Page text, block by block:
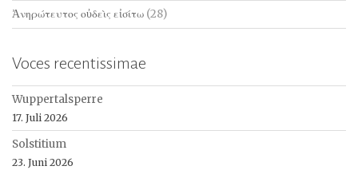
Ἀνηρώτευτος οὐδεὶς εἰσίτω (28)
Voces recentissimae
Wuppertalsperre
17. Juli 2026
Solstitium
23. Juni 2026